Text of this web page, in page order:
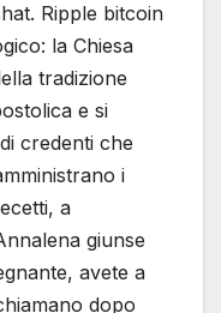
Ripple bitcoin
la Chiesa
tradizione
e si
credenti che
i
a
giunse
avete a
dopo